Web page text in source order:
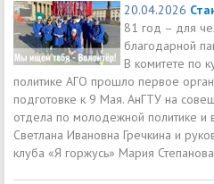
20.04.2026
81 год – для
благодарной
В комитете по
политике АГО прошло первое
подготовке к 9 Мая. АнГТУ на
отдела по молодежной политике и
Светлана Ивановна Гречкина и
клуба «Я горжусь» Мария